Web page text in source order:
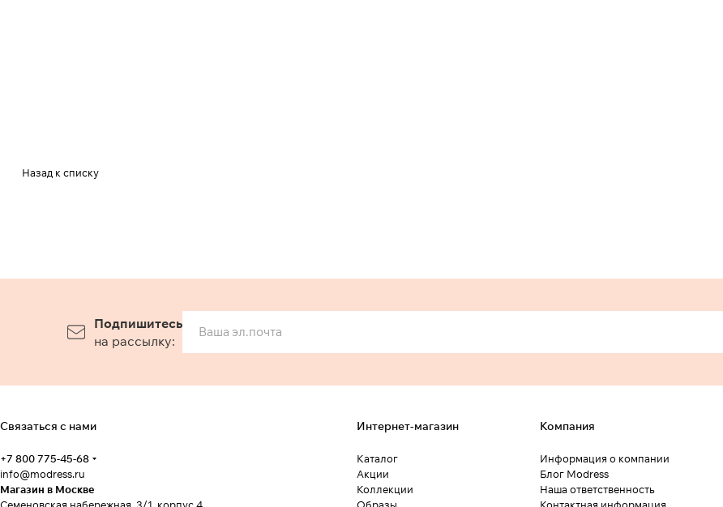
Назад к списку
Подпишитесь
на рассылку:
Связаться с нами
+7 800 775-45-68
info@modress.ru
Магазин в Москве
Интернет-магазин
Каталог
Акции
Коллекции
Компания
Информация о компании
Блог Modress
Наша ответственность